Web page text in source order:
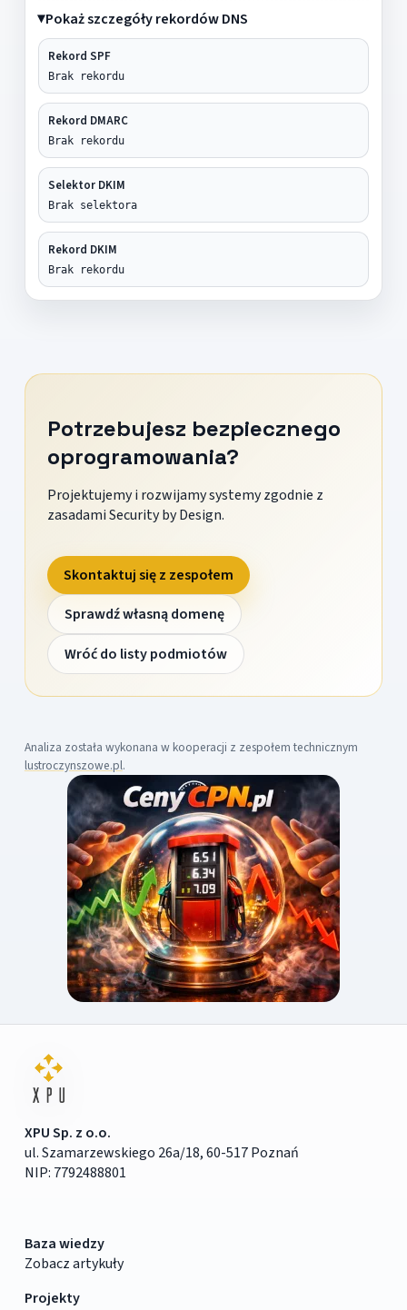
Pokaż szczegóły rekordów DNS
Rekord SPF
Brak rekordu
Rekord DMARC
Brak rekordu
Selektor DKIM
Brak selektora
Rekord DKIM
Brak rekordu
Potrzebujesz bezpiecznego
oprogramowania?
Projektujemy i rozwijamy systemy zgodnie z
zasadami Security by Design.
Skontaktuj się z zespołem
Sprawdź własną domenę
Wróć do listy podmiotów
Analiza została wykonana w kooperacji z zespołem technicznym
lustroczynszowe.pl.
XPU Sp. z o.o.
ul. Szamarzewskiego 26a/18, 60-517 Poznań
NIP: 7792488801
Baza wiedzy
Zobacz artykuły
Projekty